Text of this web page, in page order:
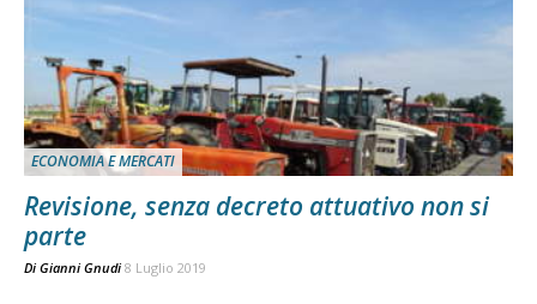
ECONOMIA E MERCATI
Revisione, senza decreto attuativo non si
parte
Di Gianni Gnudi 8 Luglio 2019